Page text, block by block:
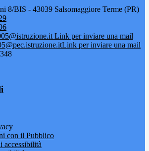
8/BIS - 43039 Salsomaggiore Terme (PR)
Link per inviare una mail
Link per inviare una mail
con il Pubblico
accessibilità